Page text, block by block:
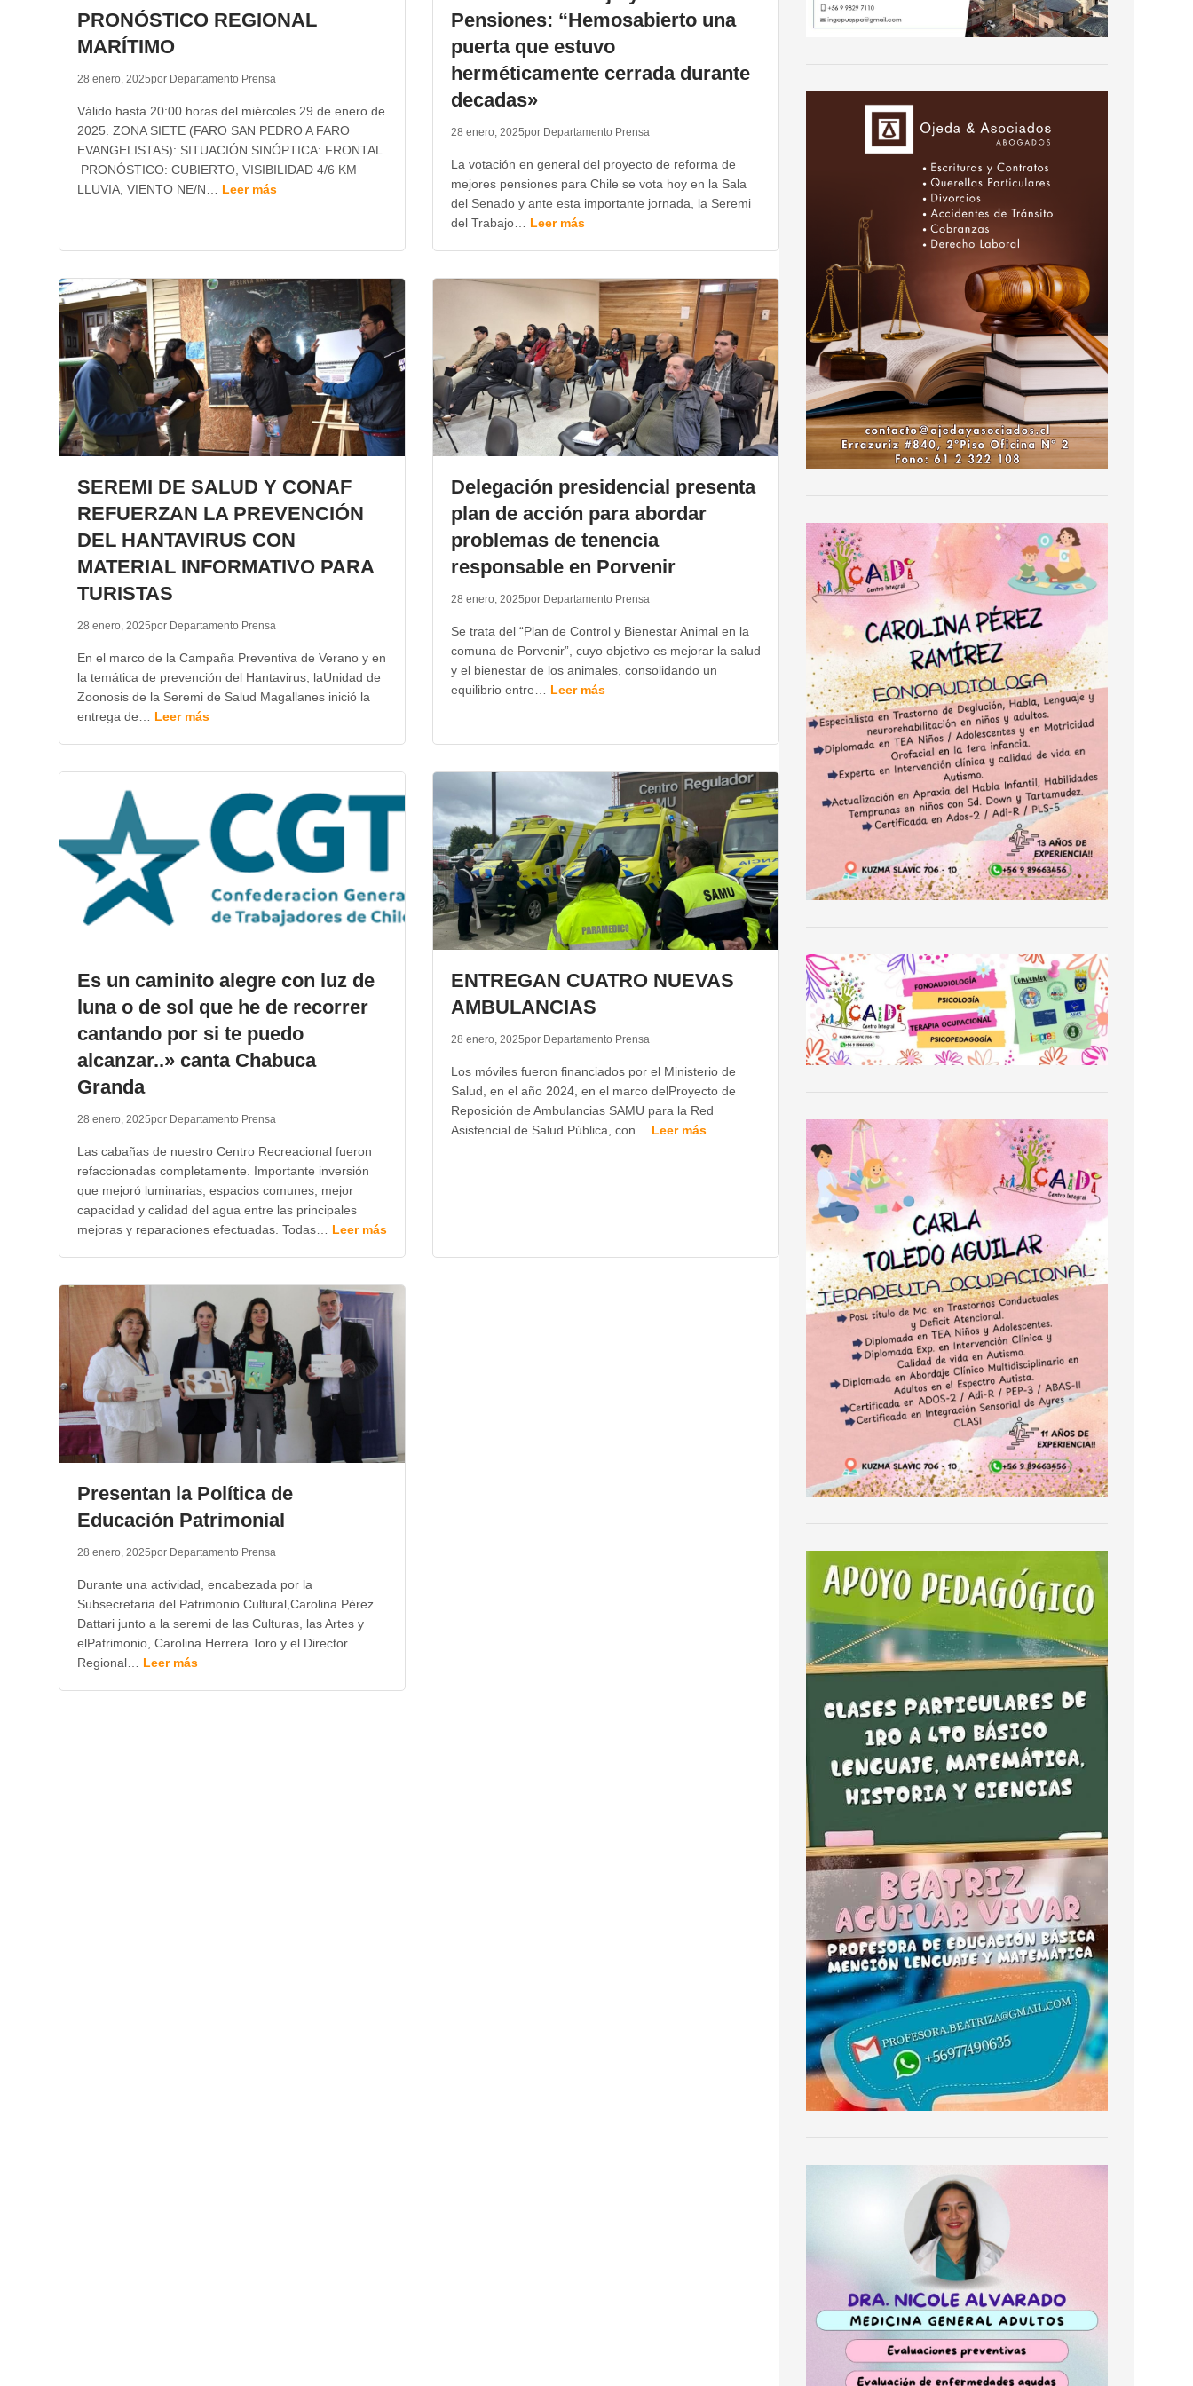
PRONÓSTICO REGIONAL
MARÍTIMO
28 enero, 2025por Departamento Prensa
Válido hasta 20:00 horas del miércoles 29 de enero de
2025. ZONA SIETE (FARO SAN PEDRO A FARO
EVANGELISTAS): SITUACIÓN SINÓPTICA: FRONTAL.
PRONÓSTICO: CUBIERTO, VISIBILIDAD 4/6 KM
LLUVIA, VIENTO NE/N… Leer más
Pensiones: “Hemosabierto una
puerta que estuvo
herméticamente cerrada durante
decadas»
28 enero, 2025por Departamento Prensa
La votación en general del proyecto de reforma de
mejores pensiones para Chile se vota hoy en la Sala
del Senado y ante esta importante jornada, la Seremi
del Trabajo… Leer más
SEREMI DE SALUD Y CONAF
REFUERZAN LA PREVENCIÓN
DEL HANTAVIRUS CON
MATERIAL INFORMATIVO PARA
TURISTAS
28 enero, 2025por Departamento Prensa
En el marco de la Campaña Preventiva de Verano y en
la temática de prevención del Hantavirus, laUnidad de
Zoonosis de la Seremi de Salud Magallanes inició la
entrega de… Leer más
Delegación presidencial presenta
plan de acción para abordar
problemas de tenencia
responsable en Porvenir
28 enero, 2025por Departamento Prensa
Se trata del “Plan de Control y Bienestar Animal en la
comuna de Porvenir”, cuyo objetivo es mejorar la salud
y el bienestar de los animales, consolidando un
equilibrio entre… Leer más
Es un caminito alegre con luz de
luna o de sol que he de recorrer
cantando por si te puedo
alcanzar..» canta Chabuca
Granda
28 enero, 2025por Departamento Prensa
Las cabañas de nuestro Centro Recreacional fueron
refaccionadas completamente. Importante inversión
que mejoró luminarias, espacios comunes, mejor
capacidad y calidad del agua entre las principales
mejoras y reparaciones efectuadas. Todas… Leer más
ENTREGAN CUATRO NUEVAS
AMBULANCIAS
28 enero, 2025por Departamento Prensa
Los móviles fueron financiados por el Ministerio de
Salud, en el año 2024, en el marco delProyecto de
Reposición de Ambulancias SAMU para la Red
Asistencial de Salud Pública, con… Leer más
Presentan la Política de
Educación Patrimonial
28 enero, 2025por Departamento Prensa
Durante una actividad, encabezada por la
Subsecretaria del Patrimonio Cultural,Carolina Pérez
Dattari junto a la seremi de las Culturas, las Artes y
elPatrimonio, Carolina Herrera Toro y el Director
Regional… Leer más